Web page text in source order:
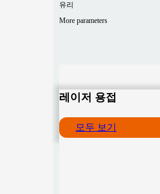
유리
More parameters
레이저 용접
모두 보기